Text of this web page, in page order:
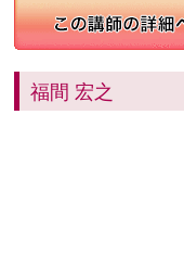
福間 宏之